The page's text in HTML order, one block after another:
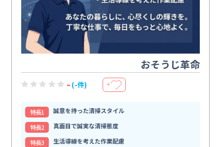
おそうじ革命
- (-件) ＋
特⻑1
誠意を持った清掃スタイル
特⻑2
真面目で誠実な清掃態度
特⻑3
生活導線を考えた作業配慮